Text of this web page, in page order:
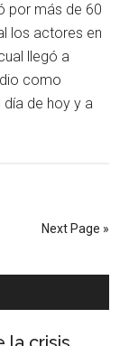
por más de 60
los actores en
llegó a
como
de hoy y a
Next Page »